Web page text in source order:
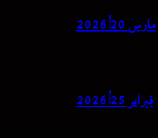
مارس 20, 2026
فبراير 25, 2026